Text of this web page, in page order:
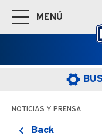
Cambiar a la
MENÚ
NOTICIAS Y PRENSA
Back